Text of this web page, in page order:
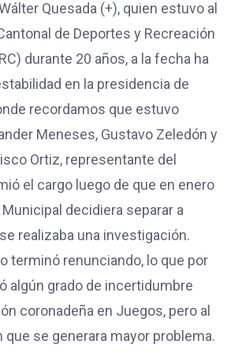
Quesada (+), quien estuvo al
de Deportes y Recreación
durante 20 años, a la fecha ha
en la presidencia de
recordamos que estuvo
Meneses, Gustavo Zeledón y
Ortiz, representante del
el cargo luego de que en enero
decidiera separar a
realizaba una investigación.
terminó renunciando, lo que por
algún grado de incertidumbre
coronadeña en Juegos, pero al
se generara mayor problema.